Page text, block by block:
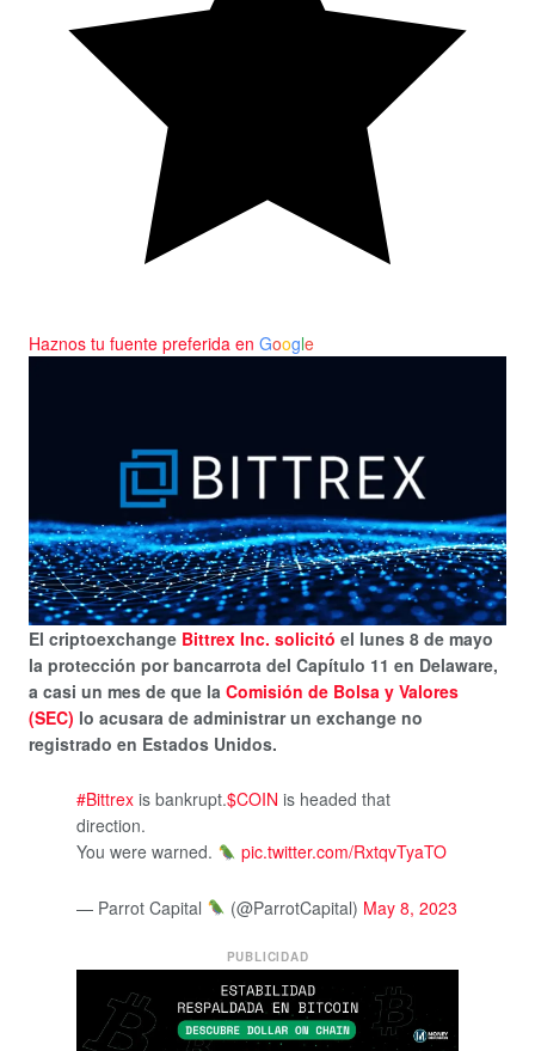
Haznos tu fuente preferida en Google
El criptoexchange Bittrex Inc. solicitó el lunes 8 de mayo
la protección por bancarrota del Capítulo 11 en Delaware,
a casi un mes de que la Comisión de Bolsa y Valores
(SEC) lo acusara de administrar un exchange no
registrado en Estados Unidos.
#Bittrex is bankrupt.$COIN is headed that
direction.
You were warned.
pic.twitter.com/RxtqvTyaTO
— Parrot Capital (@ParrotCapital) May 8, 2023
PUBLICIDAD